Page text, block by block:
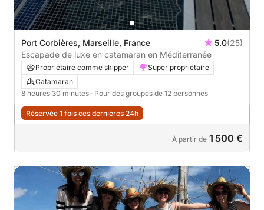
Port Corbières, Marseille, France 5.0(25)
Escapade de luxe en catamaran en Méditerranée
Propriétaire comme skipper
Super propriétaire
Catamaran
8 heures 30 minutes · Pour des groupes de 12 personnes
Réservée 1 fois ces dernières 24h
À partir de 1 500 €